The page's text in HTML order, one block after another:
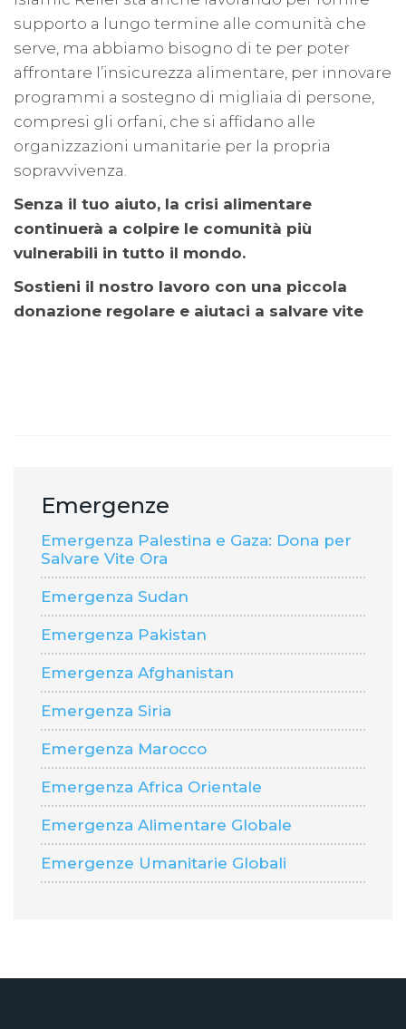
supporto a lungo termine alle comunità che
serve, ma abbiamo bisogno di te per poter
affrontare l’insicurezza alimentare, per innovare
programmi a sostegno di migliaia di persone,
compresi gli orfani, che si affidano alle
organizzazioni umanitarie per la propria
sopravvivenza.
Senza il tuo aiuto, la crisi alimentare
continuerà a colpire le comunità più
vulnerabili in tutto il mondo.
Sostieni il nostro lavoro con una piccola
donazione regolare e aiutaci a salvare vite
Emergenze
Emergenza Palestina e Gaza: Dona per
Salvare Vite Ora
Emergenza Sudan
Emergenza Pakistan
Emergenza Afghanistan
Emergenza Siria
Emergenza Marocco
Emergenza Africa Orientale
Emergenza Alimentare Globale
Emergenze Umanitarie Globali